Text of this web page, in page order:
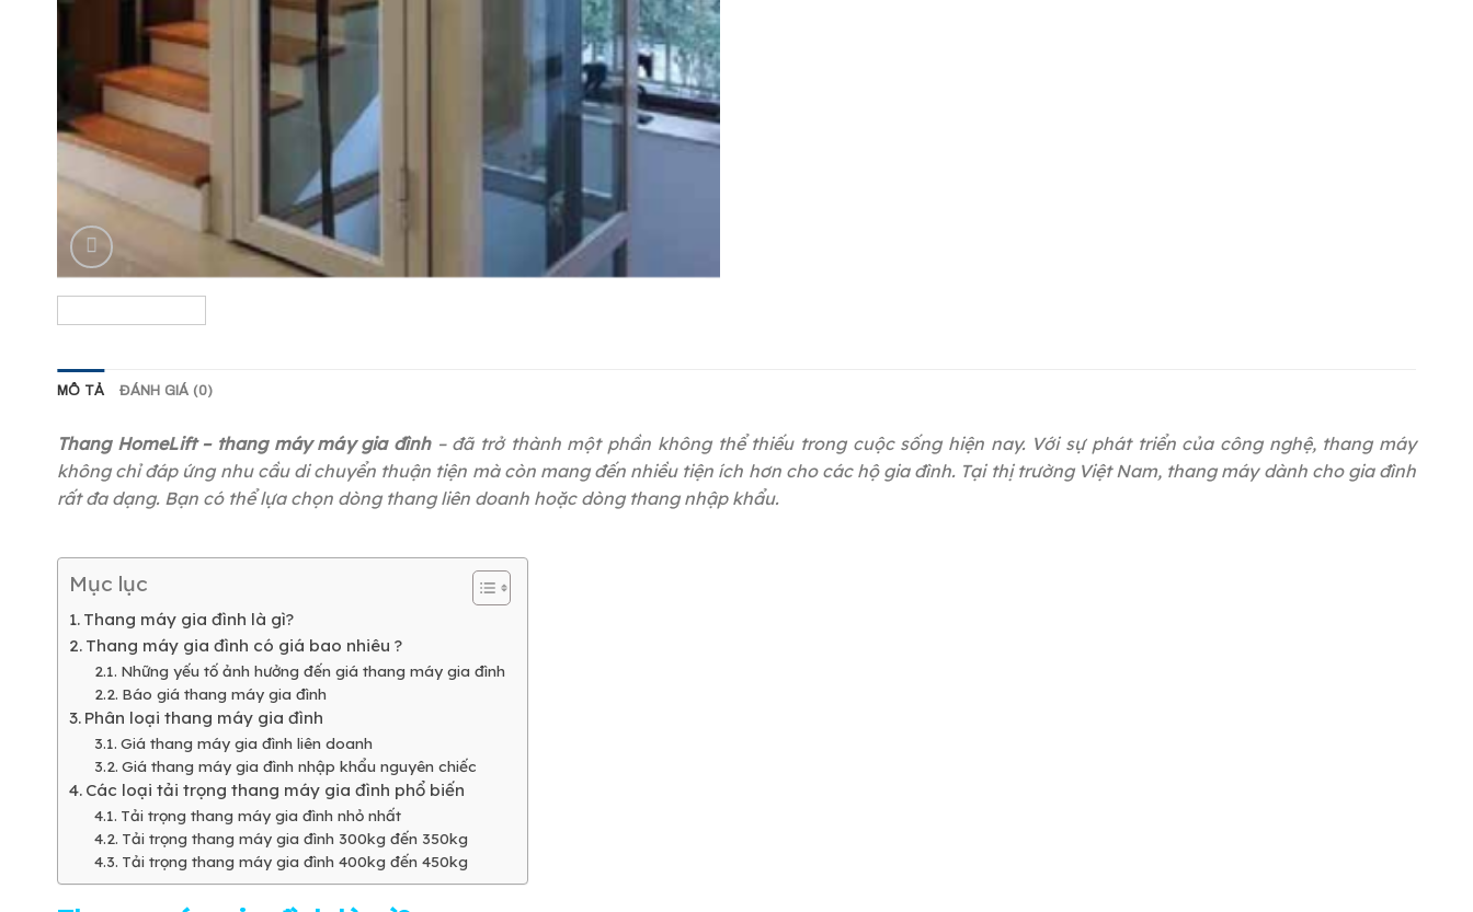
MÔ TẢ ĐÁNH GIÁ (0)
Thang HomeLift – thang máy máy gia đình– đã trở thành một phần không thể thiếu trong cuộc sống hiện nay. Với sự phát triển của công nghệ, thang máy
không chỉ đáp ứng nhu cầu di chuyển thuận tiện mà còn mang đến nhiều tiện ích hơn cho các hộ gia đình. Tại thị trường Việt Nam, thang máy dành cho gia đình
rất đa dạng. Bạn có thể lựa chọn dòng thang liên doanh hoặc dòng thang nhập khẩu.
Mục lục
Thang máy gia đình là gì?
Thang máy gia đình có giá bao nhiêu ?
Những yếu tố ảnh hưởng đến giá thang máy gia đình
Báo giá thang máy gia đình
Phân loại thang máy gia đình
Giá thang máy gia đình liên doanh
Giá thang máy gia đình nhập khẩu nguyên chiếc
Các loại tải trọng thang máy gia đình phổ biến
Tải trọng thang máy gia đình nhỏ nhất
Tải trọng thang máy gia đình 300kg đến 350kg
Tải trọng thang máy gia đình 400kg đến 450kg